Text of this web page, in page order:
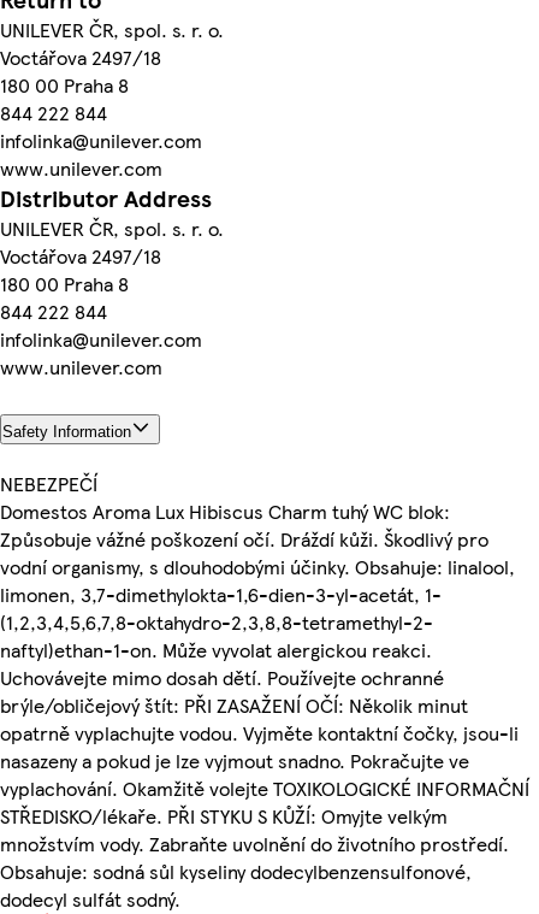
UNILEVER ČR, spol. s. r. o.
Voctářova 2497/18
180 00 Praha 8
844 222 844
infolinka@unilever.com
www.unilever.com
Distributor Address
UNILEVER ČR, spol. s. r. o.
Voctářova 2497/18
180 00 Praha 8
844 222 844
infolinka@unilever.com
www.unilever.com
Safety Information
NEBEZPEČÍ
Domestos Aroma Lux Hibiscus Charm tuhý WC blok:
Způsobuje vážné poškození očí. Dráždí kůži. Škodlivý pro
vodní organismy, s dlouhodobými účinky. Obsahuje: linalool,
limonen, 3,7-dimethylokta-1,6-dien-3-yl-acetát, 1-
(1,2,3,4,5,6,7,8-oktahydro-2,3,8,8-tetramethyl-2-
naftyl)ethan-1-on. Může vyvolat alergickou reakci.
Uchovávejte mimo dosah dětí. Používejte ochranné
brýle/obličejový štít: PŘI ZASAŽENÍ OČÍ: Několik minut
opatrně vyplachujte vodou. Vyjměte kontaktní čočky, jsou-li
nasazeny a pokud je lze vyjmout snadno. Pokračujte ve
vyplachování. Okamžitě volejte TOXIKOLOGICKÉ INFORMAČNÍ
STŘEDISKO/lékaře. PŘI STYKU S KŮŽÍ: Omyjte velkým
množstvím vody. Zabraňte uvolnění do životního prostředí.
Obsahuje: sodná sůl kyseliny dodecylbenzensulfonové,
dodecyl sulfát sodný.